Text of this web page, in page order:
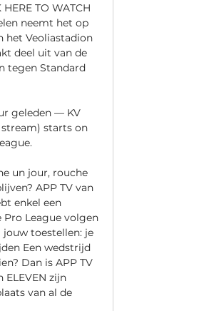
TO WATCH
neemt het op
het Veoliastadion
deel uit van de
tegen Standard
geleden — KV
stream) starts on
un jour, rouche
APP TV van
enkel een
League volgen
jouw toestellen: je
Een wedstrijd
Dan is APP TV
ELEVEN zijn
van al de